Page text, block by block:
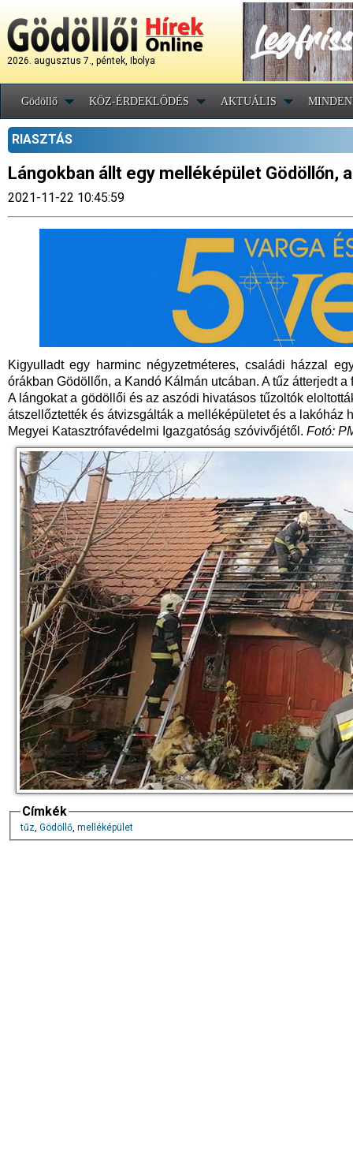
2026. augusztus 7., péntek, Ibolya
Gödöllő KÖZ-ÉRDEKLŐDÉS AKTUÁLIS
RIASZTÁS
Lángokban állt egy melléképület Gödöllőn,
2021-11-22 10:45:59
Kigyulladt egy harminc négyzetméteres, családi házzal
órákban Gödöllőn, a Kandó Kálmán utcában. A tűz átterjedt
A lángokat a gödöllői és az aszódi hivatásos tűzoltók
átszellőztették és átvizsgálták a melléképületet és a lakóház
Megyei Katasztrófavédelmi Igazgatóság szóvivőjétől. Fotó:
Címkék
tűz, Gödöllő, melléképület